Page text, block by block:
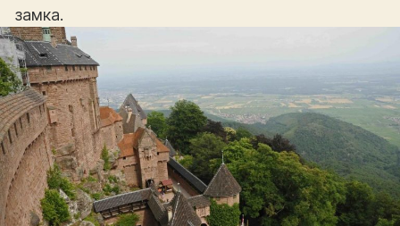
замка.